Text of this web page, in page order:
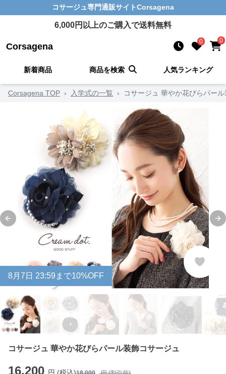
コサージュ専門通販サイトCorsagena
6,000円以上のご購入で送料無料
Corsagena 0 0
新着商品 商品を検索 人気ランキング
Corsagena TOP › 入学式の一覧 › コサージュ 華やか花びらパー
Previous slide
8月 7 日 23:59まで10%OFF
コサージュ 華やか花びらパール装飾コサージュ
16,200